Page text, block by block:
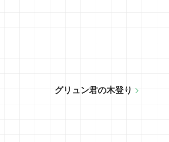
グリュン君の木登り